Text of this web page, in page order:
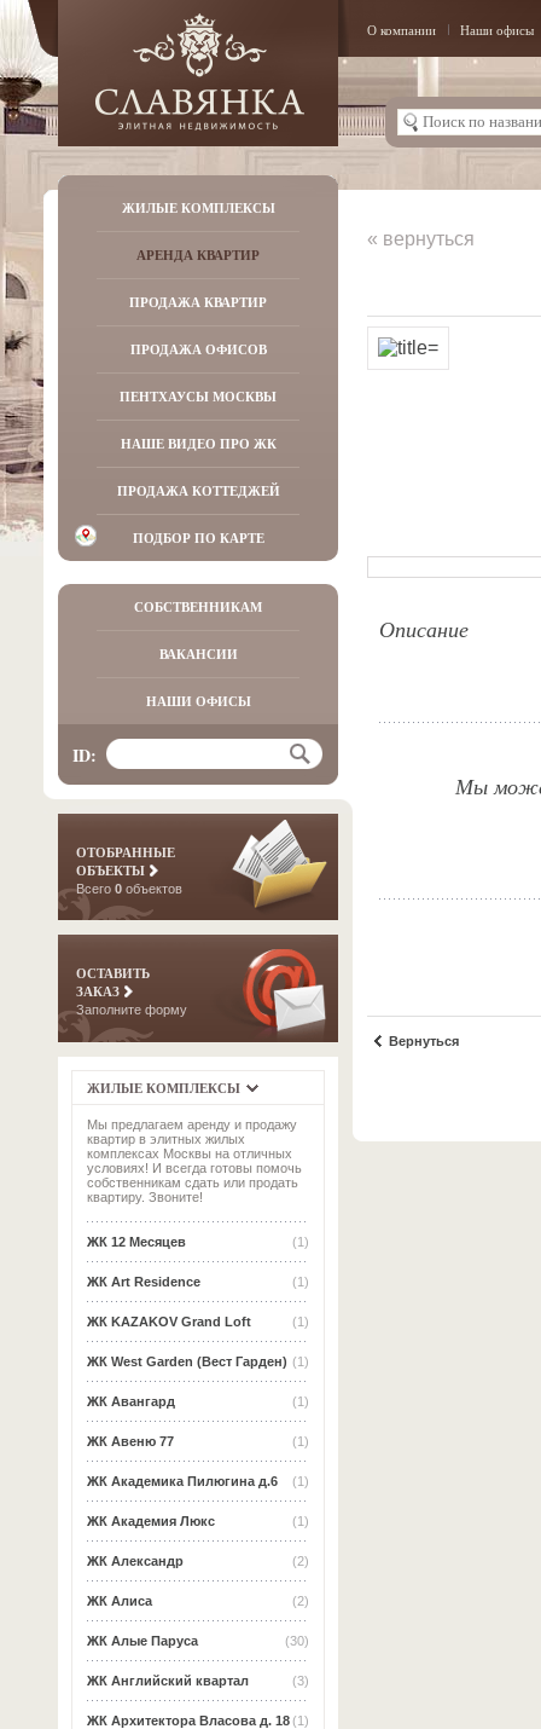
О компании Наши офисы
ЖИЛЫЕ КОМПЛЕКСЫ
АРЕНДА КВАРТИР
ПРОДАЖА КВАРТИР
ПРОДАЖА ОФИСОВ
ПЕНТХАУСЫ МОСКВЫ
НАШЕ ВИДЕО ПРО ЖК
ПРОДАЖА КОТТЕДЖЕЙ
ПОДБОР ПО КАРТЕ
СОБСТВЕННИКАМ
ВАКАНСИИ
НАШИ ОФИСЫ
ID:
ОТОБРАННЫЕ
ОБЪЕКТЫ
Всего 0 объектов
ОСТАВИТЬ
ЗАКАЗ
Заполните форму
ЖИЛЫЕ КОМПЛЕКСЫ
Мы предлагаем аренду и продажу
квартир в элитных жилых
комплексах Москвы на отличных
условиях! И всегда готовы помочь
собственникам сдать или продать
квартиру. Звоните!
(1)
ЖК 12 Месяцев
(1)
ЖК Art Residence
(1)
ЖК KAZAKOV Grand Loft
(1)
ЖК West Garden (Вест Гарден)
(1)
ЖК Авангард
(1)
ЖК Авеню 77
(1)
ЖК Академика Пилюгина д.6
(1)
ЖК Академия Люкс
(2)
ЖК Александр
(2)
ЖК Алиса
(30)
ЖК Алые Паруса
(3)
ЖК Английский квартал
(1)
ЖК Архитектора Власова д. 18
« вернуться
Описание
Мы
Вернуться